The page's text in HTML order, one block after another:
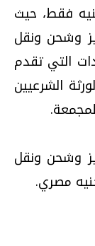
مبلغ 100 ألف جنيه فقط، حيث
وشحن ونقل
التي تقدم
الشرعيين
وشحن ونقل
مصري.